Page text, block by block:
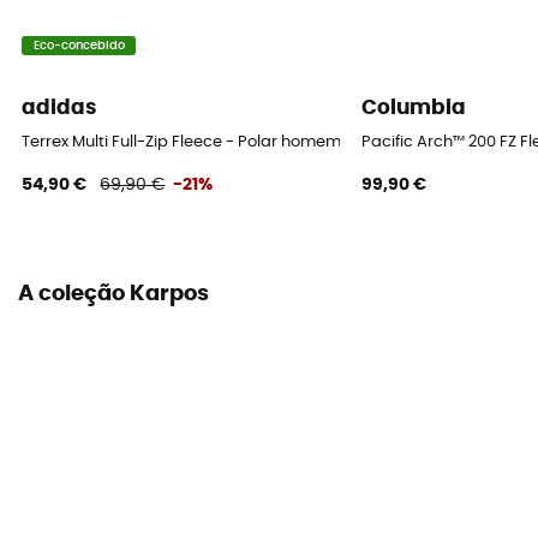
Eco-concebido
adidas
Terrex Multi Full-Zip Fleece - Polar homem
54,90 € 69,90 € -21%
Columbia
Pacific Arch™ 200 FZ
99,90 €
A coleção Karpos